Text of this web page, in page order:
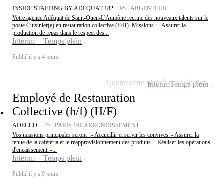
INSIDE STAFFING BY ADEQUAT 182 - 95 - ARGENTEUIL
Votre agence Adéquat de Saint-Ouen-L'Aumône recrute des nouveaux talents sur le
poste Cuisinier(e) en restauration collective (F/H). Missions : - Assurer la
production de repas dans le respect des...
Intérim - Temps plein
Publié il y a 4 jours
Employé de Restauration
Collective (h/f) (H/F)
ADECCO - 75 - PARIS 16E ARRONDISSEMENT
Vos missions principales seront : - Accueillir et servir les convives. - Assurer la
tenue de la cafétéria et le réapprovisionnement des produits. - Réaliser les opérations
d'encaissement. -...
Intérim - Temps plein
Publié il y a 9 jours
IntérimTemps plein
Ajouter cette offre à ma sélection